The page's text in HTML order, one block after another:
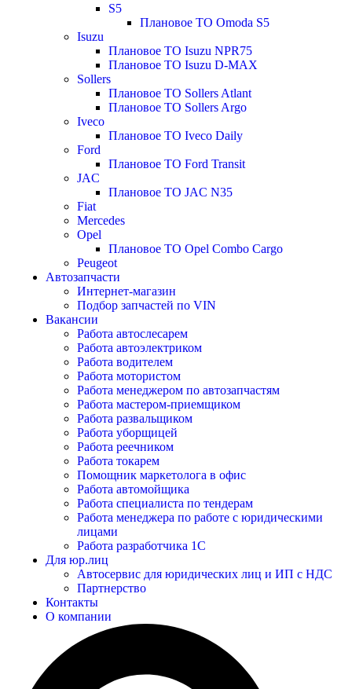
S5
Плановое ТО Omoda S5
Isuzu
Плановое ТО Isuzu NPR75
Плановое ТО Isuzu D-MAX
Sollers
Плановое ТО Sollers Atlant
Плановое ТО Sollers Argo
Iveco
Плановое ТО Iveco Daily
Ford
Плановое ТО Ford Transit
JAC
Плановое ТО JAC N35
Fiat
Mercedes
Opel
Плановое ТО Opel Combo Cargo
Peugeot
Автозапчасти
Интернет-магазин
Подбор запчастей по VIN
Вакансии
Работа автослесарем
Работа автоэлектриком
Работа водителем
Работа мотористом
Работа менеджером по автозапчастям
Работа мастером-приемщиком
Работа развальщиком
Работа уборщицей
Работа реечником
Работа токарем
Помощник маркетолога в офис
Работа автомойщика
Работа специалиста по тендерам
Работа менеджера по работе с юридическими
лицами
Работа разработчика 1С
Для юр.лиц
Автосервис для юридических лиц и ИП с НДС
Партнерство
Контакты
О компании